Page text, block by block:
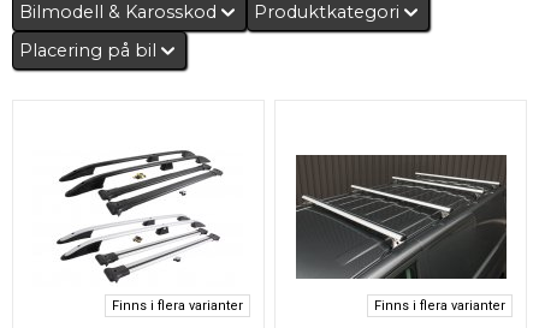
Bilmodell & Karosskod
Produktkategori
Placering på bil
Finns i flera varianter Finns i flera varianter